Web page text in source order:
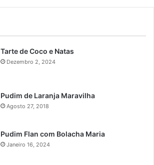
Tarte de Coco e Natas
Dezembro 2, 2024
Pudim de Laranja Maravilha
Agosto 27, 2018
Pudim Flan com Bolacha Maria
Janeiro 16, 2024